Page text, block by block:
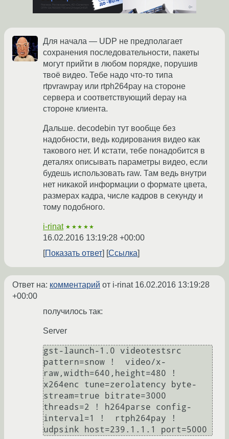
Для начала — UDP не предполагает
сохранения последовательности, пакеты
могут прийти в любом порядке, порушив
твоё видео. Тебе надо что-то типа
rtpvrawpay или rtph264pay на стороне
сервера и соответствующий depay на
стороне клиента.
Дальше. decodebin тут вообще без
надобности, ведь кодирования видео как
такового нет. И кстати, тебе понадобится в
деталях описывать параметры видео, если
будешь использовать raw. Там ведь внутри
нет никакой информации о формате цвета,
размерах кадра, числе кадров в секунду и
тому подобного.
i-rinat ★★★★★
16.02.2016 13:19:28 +00:00
Показать ответ
Ссылка
Ответ на: комментарий от i-rinat 16.02.2016 13:19:28
+00:00
получилось так:
Server
gst-launch-1.0 videotestsrc
pattern=snow !  video/x-
raw,width=640,height=480 !
x264enc tune=zerolatency byte-
stream=true bitrate=3000
threads=2 ! h264parse config-
interval=1 !  rtph264pay !
udpsink host=239.1.1.1 port=5000